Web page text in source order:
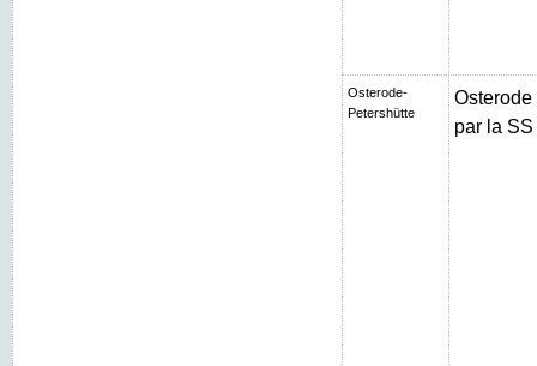
Osterode-
Petershütte
par la